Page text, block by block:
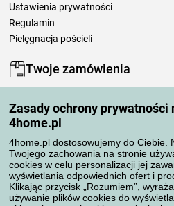
Zasady ochrony prywatności
4home.pl
4home.pl dostosowujemy do Ciebie.
Twojego zachowania na stronie
cookies w celu personalizacji jej
wyświetlania odpowiednich ofert i
Klikając przycisk „Rozumiem”,
używanie plików cookies do
Ustawienia prywatności
Regulamin
Pielęgnacja pościeli
Twoje zamówienia
Moje zamówienia
Reklamacje
Odstąpienie od umowy
Zasady przetwarzania recenzji
Sposoby transportu